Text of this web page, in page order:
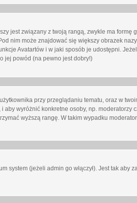
jest związany z twoją rangą, zwykle ma formę
nim może znajdować się większy obrazek
Avatartów i w jaki sposób je udostępni.
jej powód (na pewno jest dobry!)
przy przeglądaniu tematu, oraz w
aby wyróżnić konkretne osoby, np. moderatorzy
wyższą rangę. W takim wypadku
system (jeżeli admin go włączył). Jest tak aby